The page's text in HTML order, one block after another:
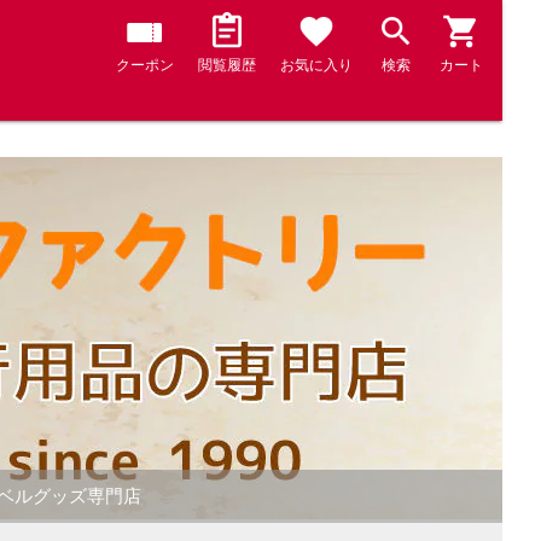
クーポン 閲覧履歴 お気に入り 検索 カート
ルグッズ専門店